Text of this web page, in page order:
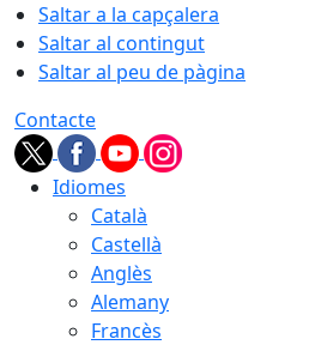
Saltar a la capçalera
Saltar al contingut
Saltar al peu de pàgina
Contacte
Idiomes
Català
Castellà
Anglès
Alemany
Francès